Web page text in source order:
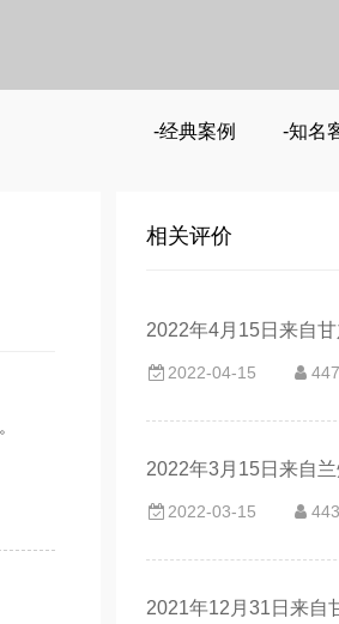
-经典案例 -知名
。
相关评价
2022年4月15日来自
业有限公司的客户评价
2022-04-15
2022年3月15日来自
意有限公司的客户评价
2022-03-15
2021年12月31日来自